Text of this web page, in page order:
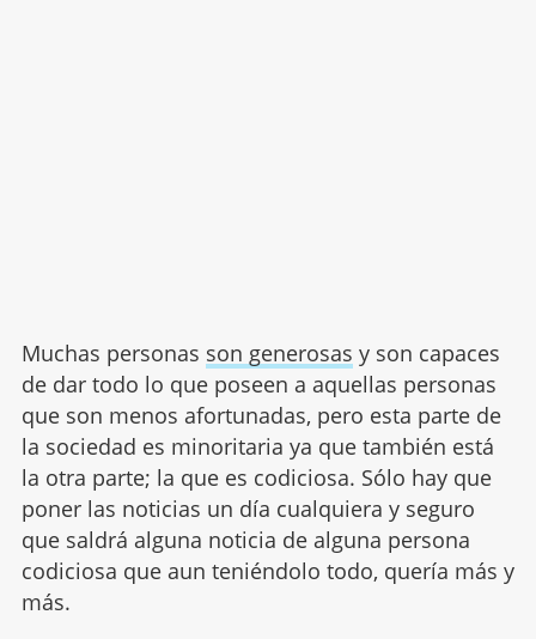
Muchas personas son generosas y son capaces
de dar todo lo que poseen a aquellas personas
que son menos afortunadas, pero esta parte de
la sociedad es minoritaria ya que también está
la otra parte; la que es codiciosa. Sólo hay que
poner las noticias un día cualquiera y seguro
que saldrá alguna noticia de alguna persona
codiciosa que aun teniéndolo todo, quería más y
más.